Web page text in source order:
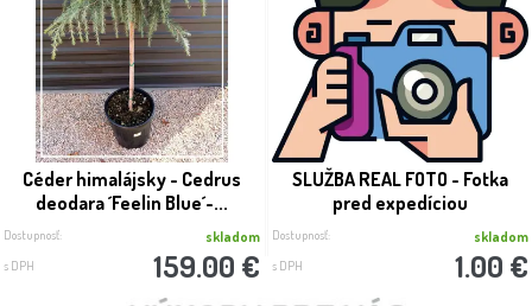
Céder himalájsky - Cedrus
deodara ´Feelin Blue´-...
Dostupnosť: skladom
s DPH 159.00 €
SLUŽBA REAL FOTO - Fotka
pred expedíciou
Dostupnosť: skladom
s DPH 1.00 €